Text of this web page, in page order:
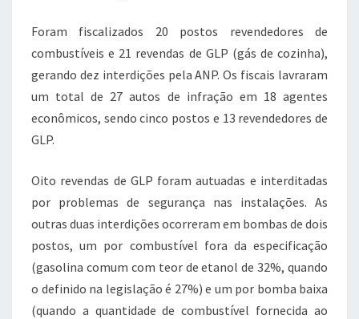
Foram fiscalizados 20 postos revendedores de
combustíveis e 21 revendas de GLP (gás de cozinha),
gerando dez interdições pela ANP. Os fiscais lavraram
um total de 27 autos de infração em 18 agentes
econômicos, sendo cinco postos e 13 revendedores de
GLP.
Oito revendas de GLP foram autuadas e interditadas
por problemas de segurança nas instalações. As
outras duas interdições ocorreram em bombas de dois
postos, um por combustível fora da especificação
(gasolina comum com teor de etanol de 32%, quando
o definido na legislação é 27%) e um por bomba baixa
(quando a quantidade de combustível fornecida ao